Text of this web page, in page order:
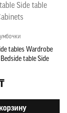
tables Wardrobe
table Side